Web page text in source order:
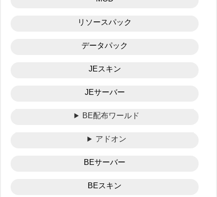
リソースパック
データパック
JEスキン
JEサーバー
BE配布ワールド
アドオン
BEサーバー
BEスキン